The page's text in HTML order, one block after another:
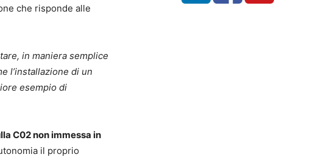
che risponde alle
in maniera semplice
l’installazione di un
esempio di
C02 non immessa in
il proprio